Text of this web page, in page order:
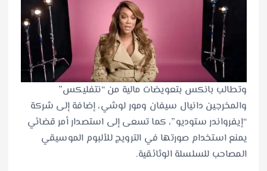
وتطالب بانكس بتعويضات مالية من “نتفليكس”
والمخرجين دانيال سيفان ومور لوشي، إضافة إلى شركة
“إيفرواندر ستوديو”، كما تسعى إلى استصدار أمر قضائي
يمنع استخدام صورتها في الترويج للألبوم الموسيقي
المصاحب للسلسلة الوثائقية.